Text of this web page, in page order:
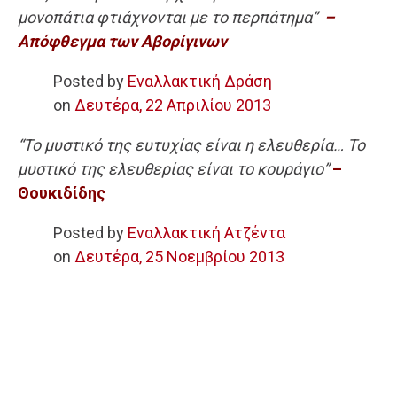
μονοπάτια φτιάχνονται με το περπάτημα” –
Απόφθεγμα των Αβορίγινων
Posted by Εναλλακτική Δράση
on Δευτέρα, 22 Απριλίου 2013
“Το μυστικό της ευτυχίας είναι η ελευθερία… Το
μυστικό της ελευθερίας είναι το κουράγιο”–
Θουκιδίδης
Posted by Εναλλακτική Ατζέντα
on Δευτέρα, 25 Νοεμβρίου 2013